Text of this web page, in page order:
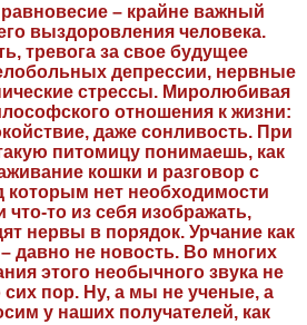
– крайне важный
выздоровления человека.
тревога за свое будущее
депрессии, нервные
стрессы. Миролюбивая
отношения к жизни:
даже сонливость. При
питомицу понимаешь, как
кошки и разговор с
нет необходимости
что-то из себя изображать,
нервы в порядок. Урчание как
давно не новость. Во многих
этого необычного звука не
пор. Ну, а мы не ученые, а
у наших получателей, как